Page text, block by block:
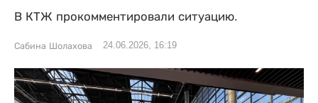
В КТЖ прокомментировали ситуацию.
Сабина Шолахова 24.06.2026, 16:19